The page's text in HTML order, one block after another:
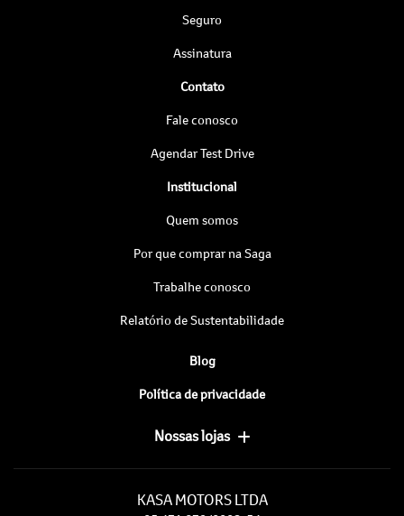
Seguro
Assinatura
Contato
Fale conosco
Agendar Test Drive
Institucional
Quem somos
Por que comprar na Saga
Trabalhe conosco
Relatório de Sustentabilidade
Blog
Política de privacidade
Nossas lojas
KASA MOTORS LTDA